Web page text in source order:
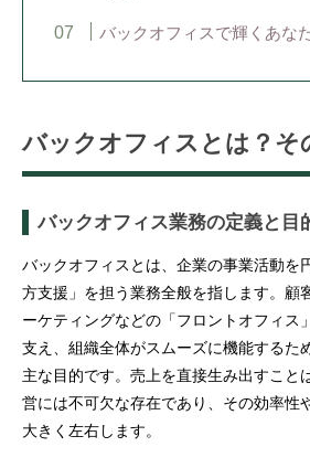
バックオフィスで輝くあな
バックオフィスとは？そ
バックオフィス業務の定義と目
バックオフィスとは、企業の事業活動を
方支援」を担う業務全般を指します。顧
ーケティングなどの「フロントオフィス
支え、組織全体がスムーズに機能するた
主な目的です。売上を直接生み出すこと
営には不可欠な存在であり、その効率性
大きく左右します。